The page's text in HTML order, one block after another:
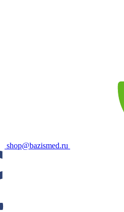
shop@bazismed.ru